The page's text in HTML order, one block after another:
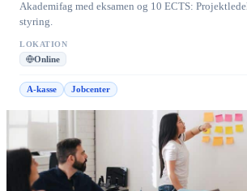
Akademifag med eksamen og 10 ECTS:
styring.
LOKATION
Online
A-kasse Jobcenter